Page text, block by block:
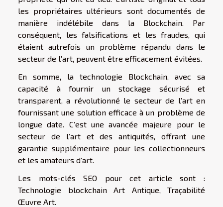
les propriétaires ultérieurs sont documentés de
manière indélébile dans la Blockchain. Par
conséquent, les falsifications et les fraudes, qui
étaient autrefois un problème répandu dans le
secteur de l’art, peuvent être efficacement évitées.
En somme, la technologie Blockchain, avec sa
capacité à fournir un stockage sécurisé et
transparent, a révolutionné le secteur de l’art en
fournissant une solution efficace à un problème de
longue date. C’est une avancée majeure pour le
secteur de l’art et des antiquités, offrant une
garantie supplémentaire pour les collectionneurs
et les amateurs d’art.
Les mots-clés SEO pour cet article sont :
Technologie blockchain Art Antique, Traçabilité
Œuvre Art.